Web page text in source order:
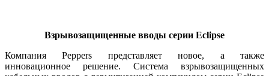
Взрывозащищенные вводы серии Eclipse
Компания Peppers представляет новое, а также
инновационное решение. Система взрывозащищенных